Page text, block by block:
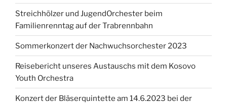
Streichhölzer und JugendOrchester beim
Familienrenntag auf der Trabrennbahn
Sommerkonzert der Nachwuchsorchester 2023
Reisebericht unseres Austauschs mit dem Kosovo
Youth Orchestra
Konzert der Bläserquintette am 14.6.2023 bei der